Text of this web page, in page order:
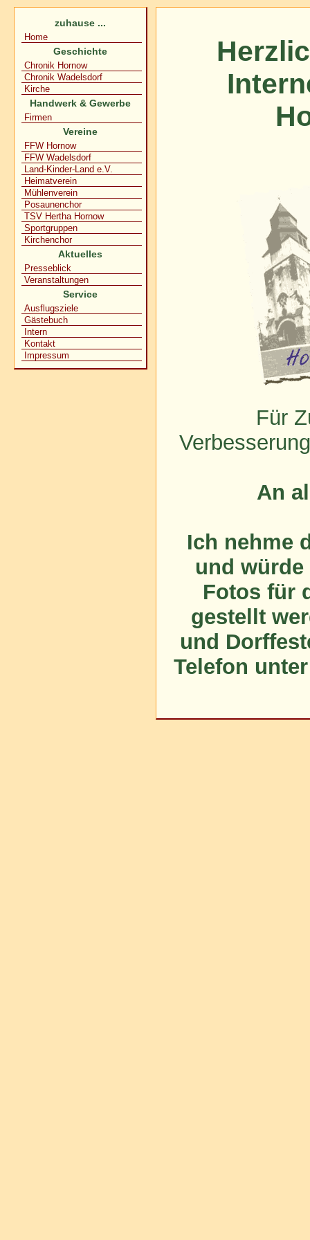
zuhause ...
Home
Geschichte
Chronik Hornow
Chronik Wadelsdorf
Kirche
Handwerk & Gewerbe
Firmen
Vereine
FFW Hornow
FFW Wadelsdorf
Land-Kinder-Land e.V.
Heimatverein
Mühlenverein
Posaunenchor
TSV Hertha Hornow
Sportgruppen
Kirchenchor
Aktuelles
Presseblick
Veranstaltungen
Service
Ausflugsziele
Gästebuch
Intern
Kontakt
Impressum
Für
An
Ich nehme
und
Fotos für
gestellt
und
Telefon